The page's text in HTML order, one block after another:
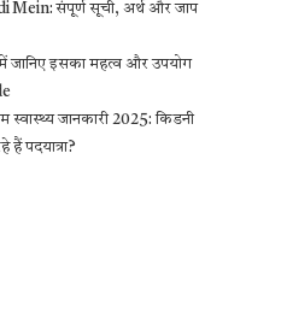
Mein: संपूर्ण सूची, अर्थ और जाप
जानिए इसका महत्व और उपयोग
स्वास्थ्य जानकारी 2025: किडनी
पदयात्रा?